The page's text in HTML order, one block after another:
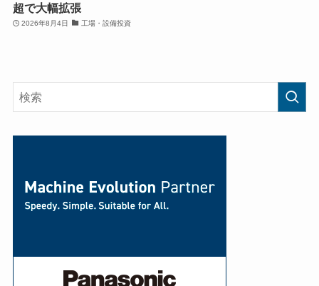
超で大幅拡張
2026年8月4日 工場・設備投資